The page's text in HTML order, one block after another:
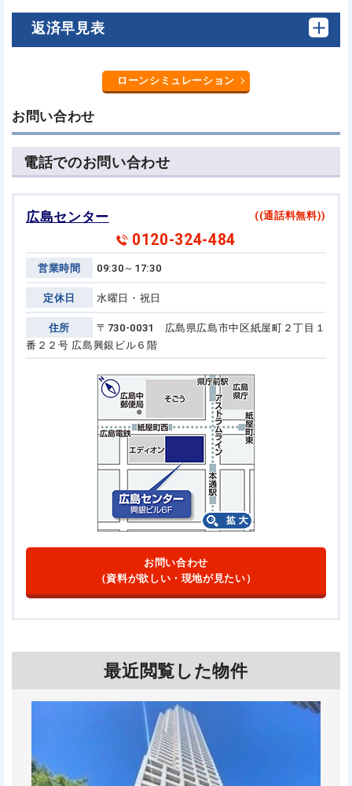
返済早見表
ローンシミュレーション
お問い合わせ
電話でのお問い合わせ
広島センター ((通話料無料))
0120-324-484
営業時間 09:30～17:30
定休日 水曜日・祝日
住所
〒730-0031 広島県広島市中区紙屋町２丁目１
番２２号 広島興銀ビル６階
お問い合わせ
（資料が欲しい・現地が見たい）
最近閲覧した物件